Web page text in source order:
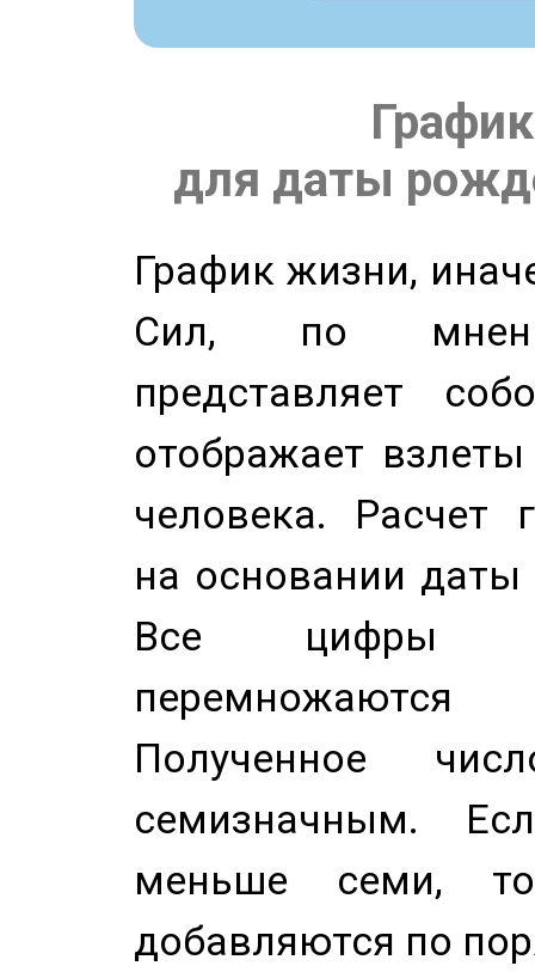
для даты
График жизни,
Сил, по
представляет
отображает
человека. Расчет
на основании
Все цифры
Полученное
семизначным.
меньше семи,
добавляются по